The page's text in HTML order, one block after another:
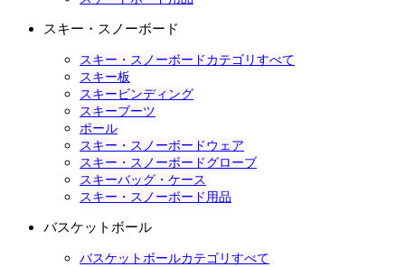
スキー・スノーボード
スキー・スノーボードカテゴリすべて
スキー板
スキービンディング
スキーブーツ
ポール
スキー・スノーボードウェア
スキー・スノーボードグローブ
スキーバッグ・ケース
スキー・スノーボード用品
バスケットボール
バスケットボールカテゴリすべて